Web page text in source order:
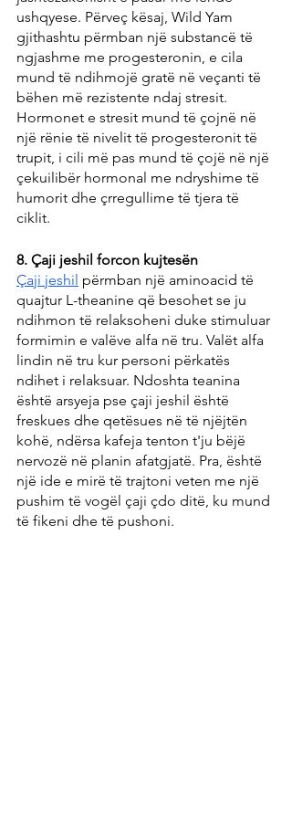
ushqyese. Përveç kësaj, Wild Yam
gjithashtu përmban një substancë të
ngjashme me progesteronin, e cila
mund të ndihmojë gratë në veçanti të
bëhen më rezistente ndaj stresit.
Hormonet e stresit mund të çojnë në
një rënie të nivelit të progesteronit të
trupit, i cili më pas mund të çojë në një
çekuilibër hormonal me ndryshime të
humorit dhe çrregullime të tjera të
ciklit.
8. Çaji jeshil forcon kujtesën
Çaji jeshil përmban një aminoacid të
quajtur L-theanine që besohet se ju
ndihmon të relaksoheni duke stimuluar
formimin e valëve alfa në tru. Valët alfa
lindin në tru kur personi përkatës
ndihet i relaksuar. Ndoshta teanina
është arsyeja pse çaji jeshil është
freskues dhe qetësues në të njëjtën
kohë, ndërsa kafeja tenton t'ju bëjë
nervozë në planin afatgjatë. Pra, është
një ide e mirë të trajtoni veten me një
pushim të vogël çaji çdo ditë, ku mund
të fikeni dhe të pushoni.